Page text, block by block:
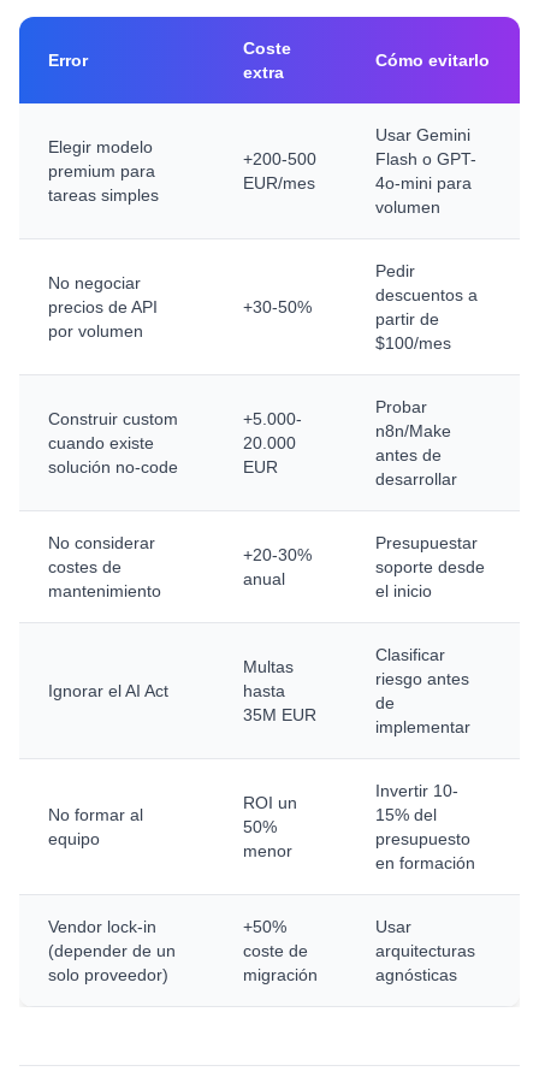
Error
Coste
extra
Cómo evitarlo
Elegir modelo
premium para
tareas simples
+200-500
EUR/mes
Usar Gemini
Flash o GPT-
4o-mini para
volumen
No negociar
precios de API
por volumen
+30-50%
Pedir
descuentos a
partir de
$100/mes
Construir custom
cuando existe
solución no-code
+5.000-
20.000
EUR
Probar
n8n/Make
antes de
desarrollar
No considerar
costes de
mantenimiento
+20-30%
anual
Presupuestar
soporte desde
el inicio
Ignorar el AI Act
Multas
hasta
35M EUR
Clasificar
riesgo antes
de
implementar
No formar al
equipo
ROI un
50%
menor
Invertir 10-
15% del
presupuesto
en formación
Vendor lock-in
(depender de un
solo proveedor)
+50%
coste de
migración
Usar
arquitecturas
agnósticas